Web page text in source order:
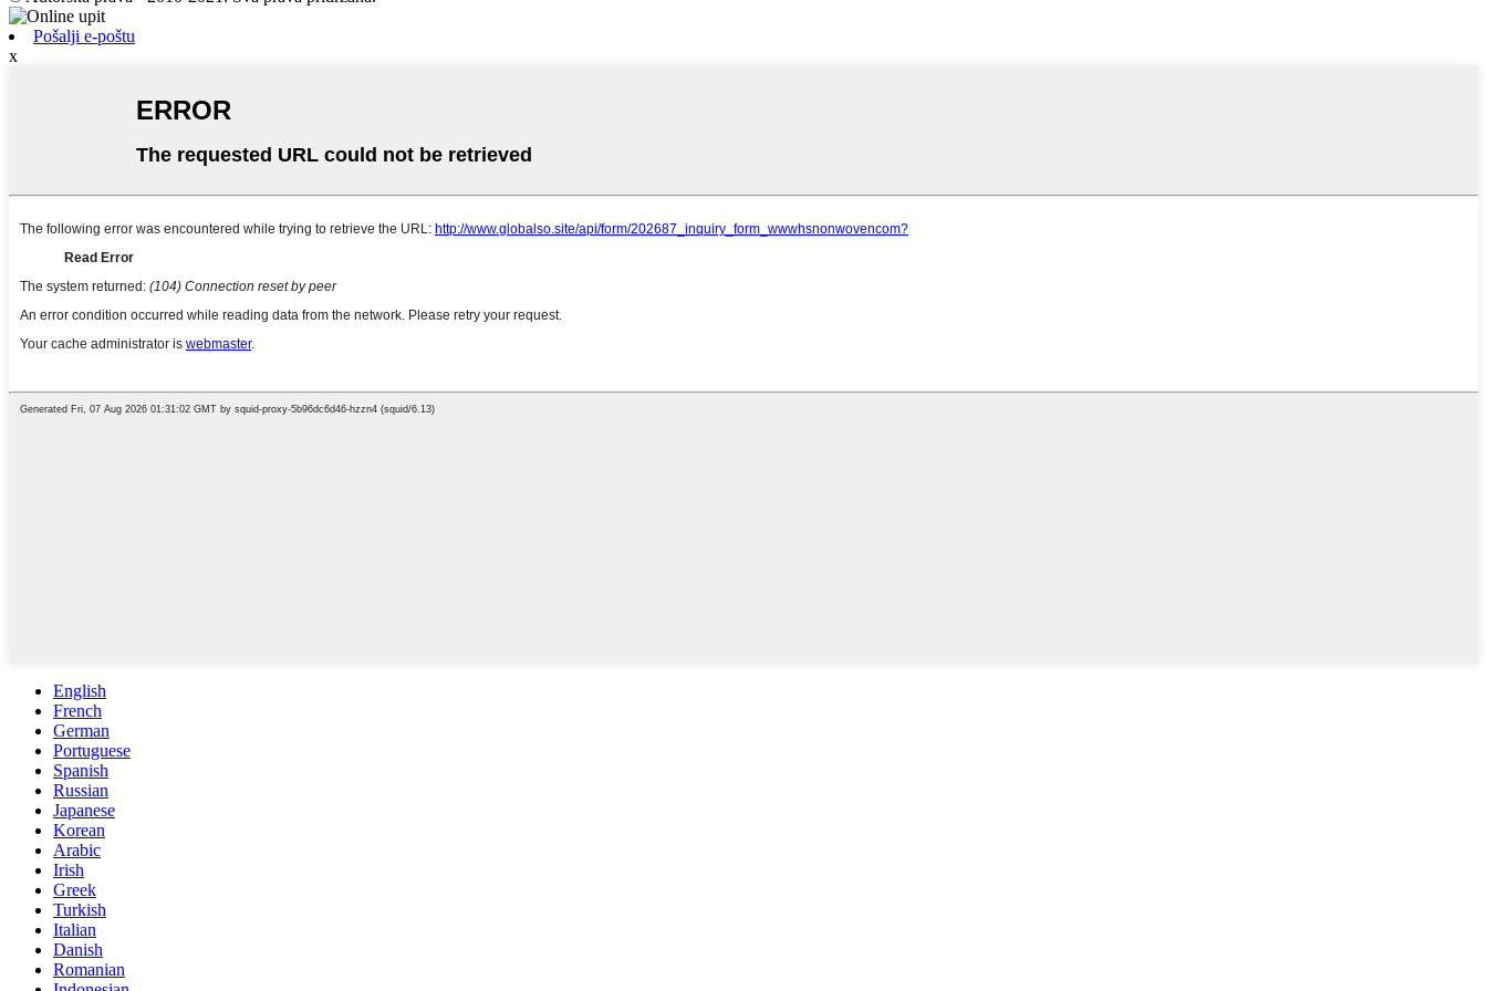
Pošalji e-poštu
x
English
French
German
Portuguese
Spanish
Russian
Japanese
Korean
Arabic
Irish
Greek
Turkish
Italian
Danish
Romanian